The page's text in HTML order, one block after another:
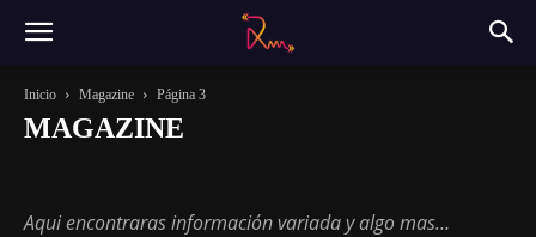
Inicio Magazine Página 3
MAGAZINE
Aqui encontraras información variada y algo mas…